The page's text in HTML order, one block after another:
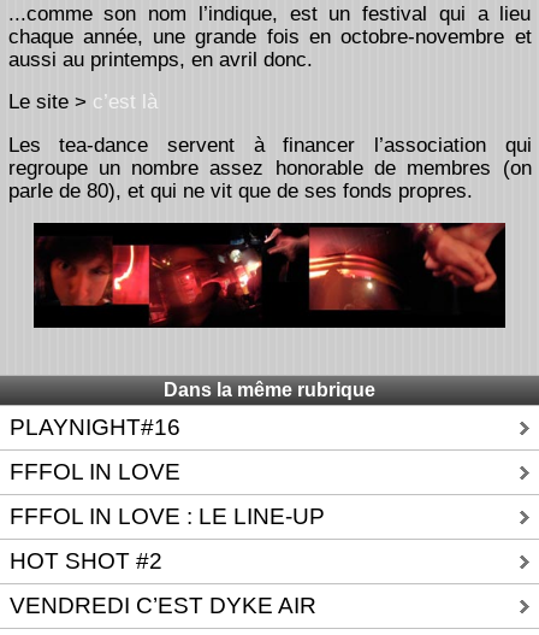
...comme son nom l’indique, est un festival qui a lieu
chaque année, une grande fois en octobre-novembre et
aussi au printemps, en avril donc.
Le site > c’est là
Les tea-dance servent à financer l’association qui
regroupe un nombre assez honorable de membres (on
parle de 80), et qui ne vit que de ses fonds propres.
Dans la même rubrique
PLAYNIGHT#16
FFFOL IN LOVE
FFFOL IN LOVE : LE LINE-UP
HOT SHOT #2
VENDREDI C’EST DYKE AIR